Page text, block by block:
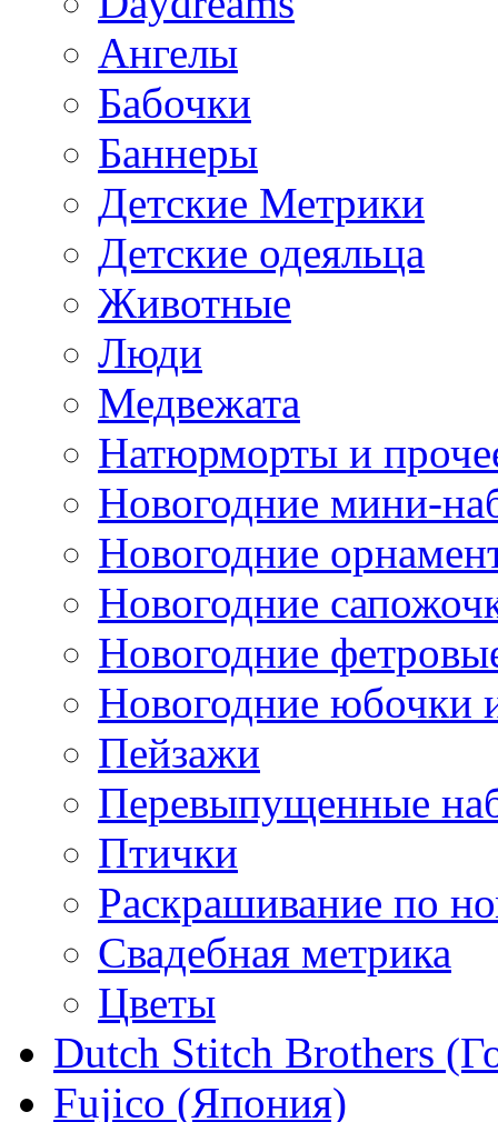
Ангелы
Бабочки
Баннеры
Детские Метрики
Детские одеяльца
Животные
Люди
Медвежата
Натюрморты и
Новогодние мини-
Новогодние
Новогодние
Новогодние
Новогодние юбочки
Пейзажи
Перевыпущенные
Птички
Раскрашивание по
Свадебная метрика
Цветы
Dutch Stitch Brothers
Fujico (Япония)